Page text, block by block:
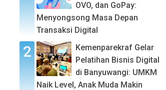
OVO, dan GoPay:
Menyongsong Masa Depan
Transaksi Digital
Kemenparekraf Gelar
Pelatihan Bisnis Digital
di Banyuwangi: UMKM
Naik Level, Anak Muda Makin